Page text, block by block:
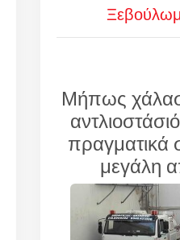
Μήπως
μεγάλη